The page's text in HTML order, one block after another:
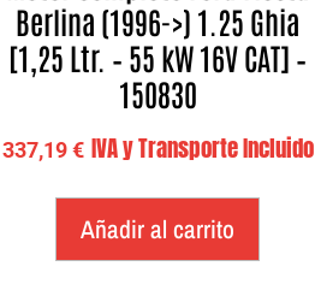
Berlina (1996->) 1.25 Ghia
[1,25 Ltr. – 55 kW 16V CAT] –
150830
337,19€ IVA y Transporte Incluido
Añadir al carrito